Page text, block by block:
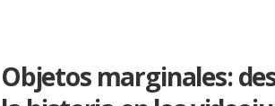
Objetos marginales: